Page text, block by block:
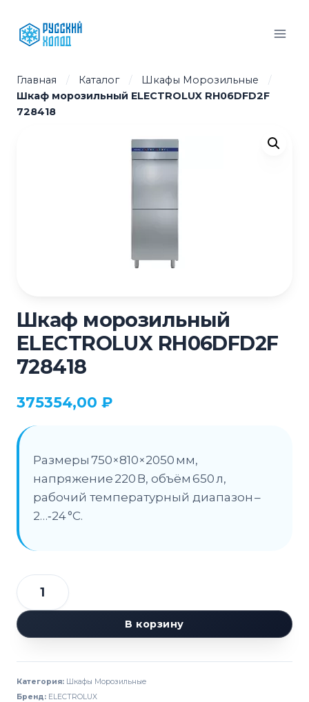
содержимому
Главная / Каталог / Шкафы Морозильные
/
Шкаф морозильный ELECTROLUX RH06DFD2F
728418
Шкаф морозильный
ELECTROLUX RH06DFD2F
728418
375354,00 ₽
Размеры 750×810×2050 мм,
напряжение 220 В, объём 650 л,
рабочий температурный диапазон –
2…‑24 °C.
Количество
товара
Шкаф
ELECTROLUX
RH06DFD2F
В корзину
Категория: Шкафы Морозильные
Бренд: ELECTROLUX